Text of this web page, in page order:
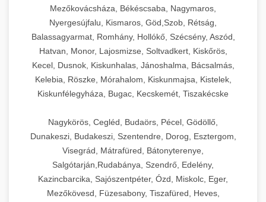
Mezőkovácsháza, Békéscsaba, Nagymaros,
Nyergesújfalu, Kismaros, Göd,Szob, Rétság,
Balassagyarmat, Romhány, Hollókő, Szécsény, Aszód,
Hatvan, Monor, Lajosmizse, Soltvadkert, Kiskőrös,
Kecel, Dusnok, Kiskunhalas, Jánoshalma, Bácsalmás,
Kelebia, Röszke, Mórahalom, Kiskunmajsa, Kistelek,
Kiskunfélegyháza, Bugac, Kecskemét, Tiszakécske
Nagykörös, Cegléd, Budaörs, Pécel, Gödöllő,
Dunakeszi, Budakeszi, Szentendre, Dorog, Esztergom,
Visegrád, Mátrafüred, Bátonyterenye,
Salgótarján,Rudabánya, Szendrő, Edelény,
Kazincbarcika, Sajószentpéter, Ózd, Miskolc, Eger,
Mezőkövesd, Füzesabony, Tiszafüred, Heves,